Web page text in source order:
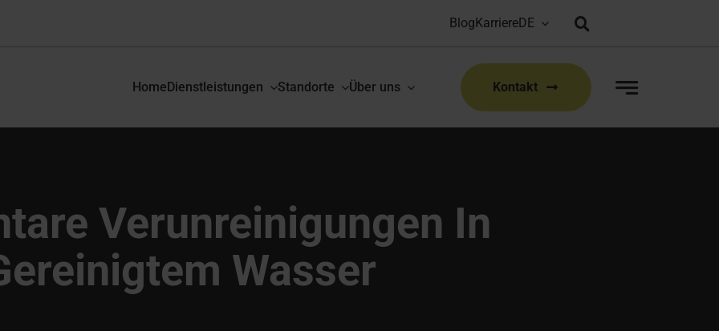
Bioproduction Congress: Lyon, FR | 22-23 Sep 2026
BlogKarriere
HomeDienstleistungen Standorte Über uns Kontakt
Verunreinigungen In
Wasser